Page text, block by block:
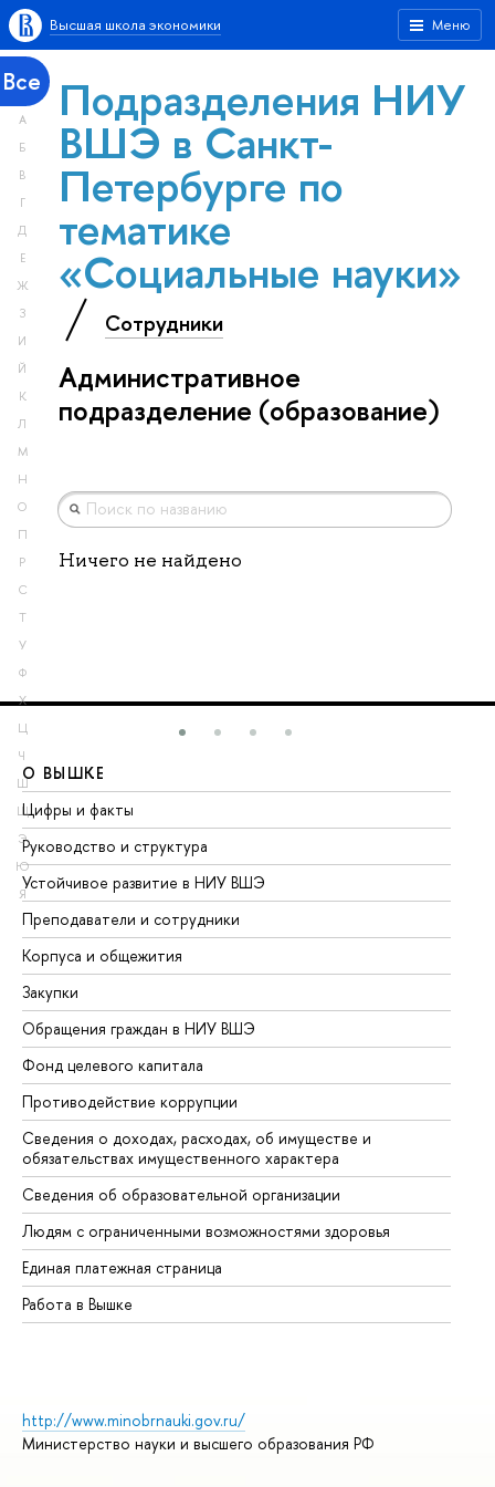
Меню
Высшая школа экономики
Все
А
Б
В
Г
Д
Е
Ж
З
И
Й
К
Л
М
Н
О
П
Р
С
Т
У
Ф
Х
Ц
Ч
Ш
Щ
Э
Ю
Я
Подразделения НИУ
ВШЭ в Санкт-
Петербурге по
тематике
«Социальные науки»
Сотрудники
Административное
подразделение (образование)
Ничего не найдено
О ВЫШКЕ
Цифры и факты
Руководство и структура
Устойчивое развитие в НИУ ВШЭ
Преподаватели и сотрудники
Корпуса и общежития
Закупки
Обращения граждан в НИУ ВШЭ
Фонд целевого капитала
Противодействие коррупции
Сведения о доходах, расходах, об имуществе и
обязательствах имущественного характера
Сведения об образовательной организации
Людям с ограниченными возможностями здоровья
Единая платежная страница
Работа в Вышке
http://www.minobrnauki.gov.ru/
Министерство науки и высшего образования РФ